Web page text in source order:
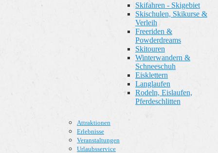
Skifahren - Skigebiet
Skischulen, Skikurse &
Verleih
Freeriden &
Powderdreams
Skitouren
Winterwandern &
Schneeschuh
Eisklettern
Langlaufen
Rodeln, Eislaufen,
Pferdeschlitten
Attraktionen
Erlebnisse
Veranstaltungen
Urlaubsservice